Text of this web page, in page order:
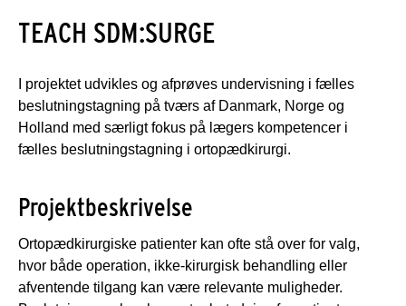
TEACH SDM:SURGE
I projektet udvikles og afprøves undervisning i fælles
beslutningstagning på tværs af Danmark, Norge og
Holland med særligt fokus på lægers kompetencer i
fælles beslutningstagning i ortopædkirurgi.
Projektbeskrivelse
Ortopædkirurgiske patienter kan ofte stå over for valg,
hvor både operation, ikke-kirurgisk behandling eller
afventende tilgang kan være relevante muligheder.